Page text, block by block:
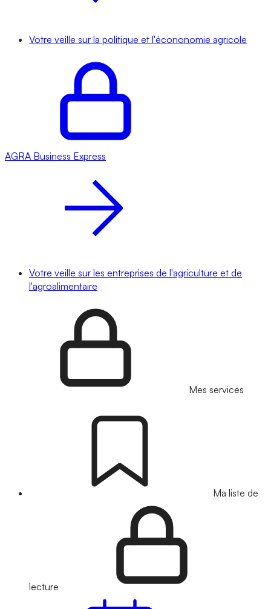
Votre veille sur la politique et l'écononomie agricole
AGRA Business Express
Votre veille sur les entreprises de l'agriculture et de
l'agroalimentaire
Mes services
Ma liste de
lecture